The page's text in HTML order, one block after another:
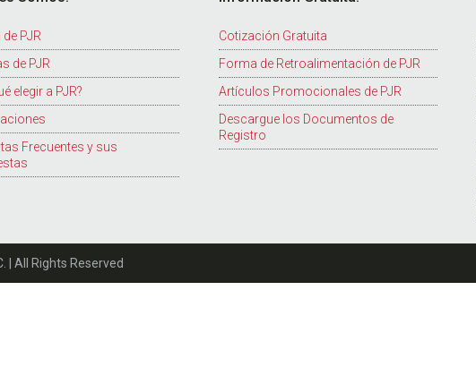
PJR
de PJR
elegir a PJR?
Frecuentes y sus
Cotización Gratuita
Forma de Retroalimentación de PJR
Artículos Promocionales de PJR
Descargue los Documentos de
Registro
| All Rights Reserved